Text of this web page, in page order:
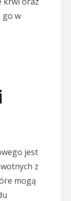
go w
jest
z
mogą